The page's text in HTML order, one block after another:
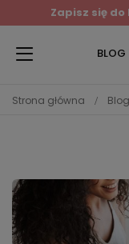
Zapisz się
BLOG
Strona główna Blog